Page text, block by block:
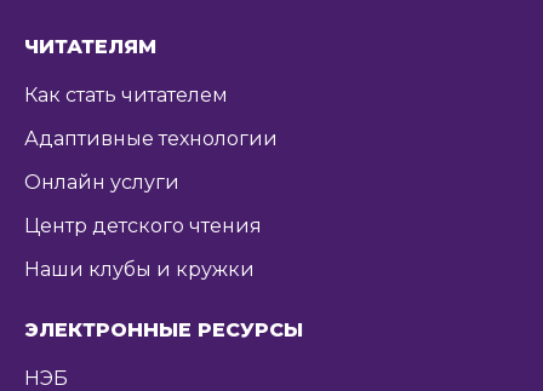
ЧИТАТЕЛЯМ
Как стать читателем
Адаптивные технологии
Онлайн услуги
Центр детского чтения
Наши клубы и кружки
ЭЛЕКТРОННЫЕ РЕСУРСЫ
НЭБ